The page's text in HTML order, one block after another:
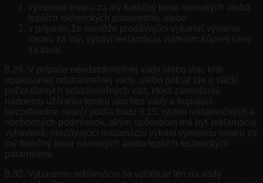
výmenou tovaru za iný funkčný tovar rovnakých alebo
lepších technických parametrov, alebo
v prípade, že nemôže predávajúci vykonať výmenu
tovaru za iný, vybaví reklamáciu vrátením kúpnej ceny
za tovar.
8.29. V prípade neodstrániteľnej vady alebo viac krát
opakovanej odstrániteľnej vady, alebo pokiaľ ide o väčší
počet rôznych odstrániteľných vád, ktorá zamedzujú
riadnemu užívaniu tovaru ako bez vady a kupujúci
bezodkladne neurčí podľa bodu 8.15. týchto reklamačných a
obchodných podmienok, akým spôsobom má byť reklamácia
vybavená, predávajúci reklamáciu vybaví výmenou tovaru za
iný funkčný tovar rovnakých alebo lepších technických
parametrov.
8.30. Vybavenie reklamácie sa vzťahuje len na vady